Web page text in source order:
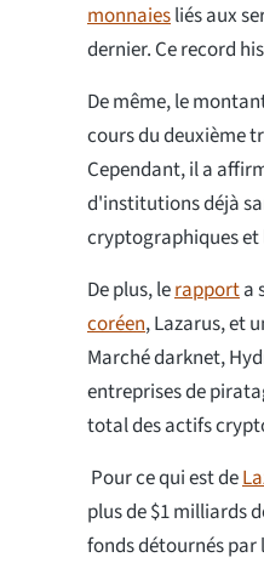
monnaiesliés aux
dernier. Ce record
De même, le
cours du deuxième
Cependant, il a
d'institutions déjà
cryptographiques et
De plus, lerapporta
coréen, Lazarus, et
Marché darknet,
entreprises de
total des actifs
Pour ce qui est de
plus de $1 milliards
fonds détournés par